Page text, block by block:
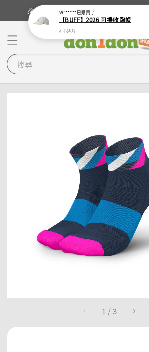
🎉登入會員・領取您的專屬折扣券！
搜尋
1 /3
W******已購買了
【BUFF】2026 可捲收跑帽
4 小時前